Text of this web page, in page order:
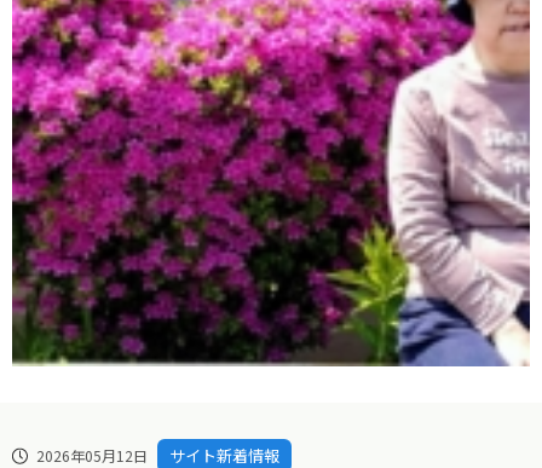
2026年05月12日 サイト新着情報